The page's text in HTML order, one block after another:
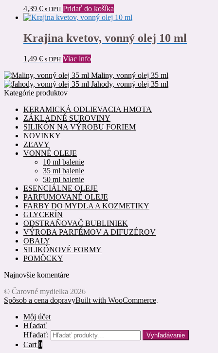
4,39 € s DPH Pridať do košíka
Krajina kvetov, vonný olej 10 ml
1,49 € s DPH Viac info
Maliny, vonný olej 35 ml
Jahody, vonný olej 35 ml
Kategórie produktov
KERAMICKÁ ODLIEVACIA HMOTA
ZÁKLADNÉ SUROVINY
SILIKÓN NA VÝROBU FORIEM
NOVINKY
ZĽAVY
VONNÉ OLEJE
10 ml balenie
35 ml balenie
50 ml balenie
ESENCIÁLNE OLEJE
PARFUMOVANÉ OLEJE
FARBY DO MYDLA A KOZMETIKY
GLYCERÍN
ODSTRAŇOVAČ BUBLINIEK
VÝROBA PARFÉMOV A DIFUZÉROV
OBALY
SILIKÓNOVÉ FORMY
POMÔCKY
Najnovšie komentáre
© Čarovné mydielka 2026
Spôsob a cena dopravyBuilt with WooCommerce.
Môj účet
Hľadať
Hľadať:
Vyhľadávanie
Cart 0